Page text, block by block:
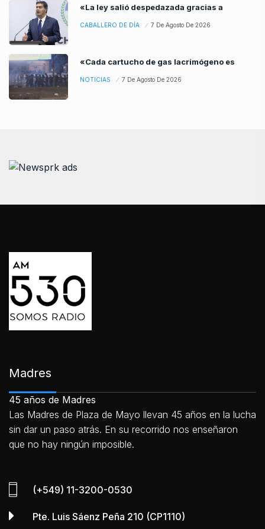
«La ley salió despedazada gracias a
CABALLERO DE DÍA 7 De Agosto De 2026
«Cada cartucho de gas lacrimógeno es
NOTICIAS 7 De Agosto De 2026
Madres
45 años de Madres
Las Madres de Plaza de Mayo llevan 45 años en la lucha
sin dar un paso atrás. En su recorrido nos enseñaron
que no hay ningún imposible.
(+549) 11-3200-0530
Pte. Luis Sáenz Peña 210 (CP1110)